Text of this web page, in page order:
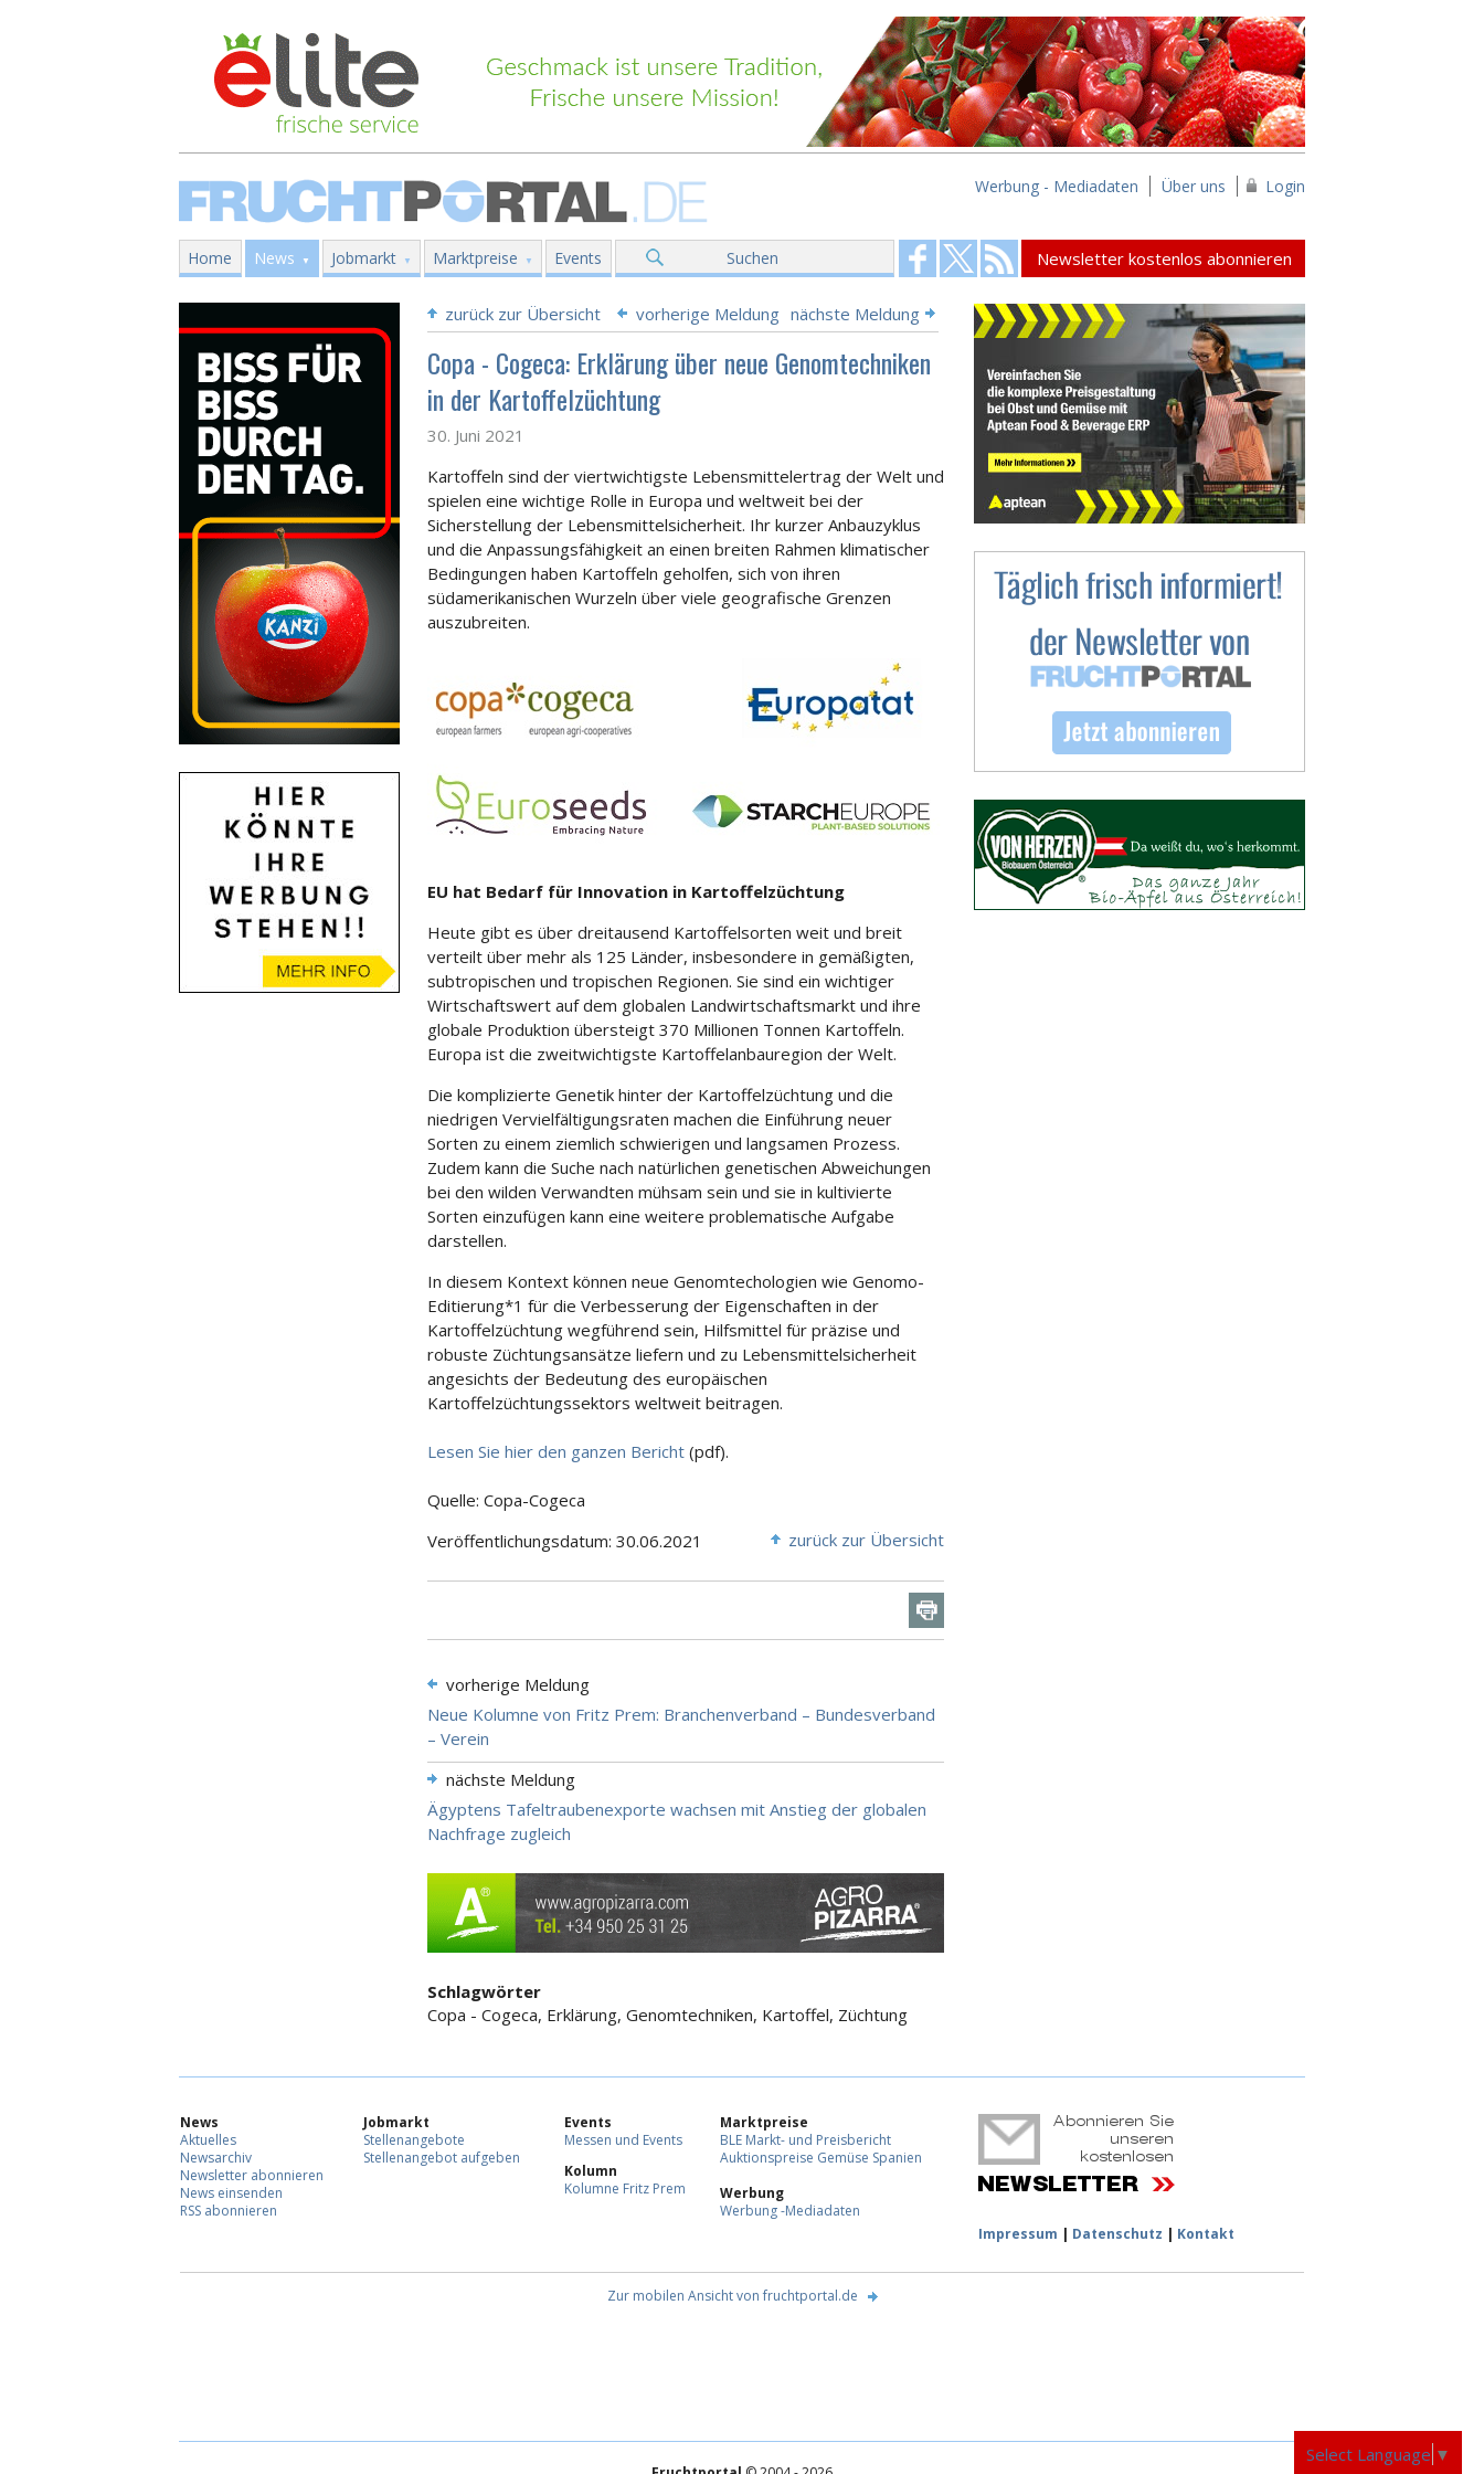
Werbung - Mediadaten Über uns Login
Home News Jobmarkt Marktpreise Events Suchen Newsletter kostenlos abonnieren
zurück zur Übersicht vorherige Meldung nächste Meldung
Copa - Cogeca: Erklärung über neue Genomtechniken
in der Kartoffelzüchtung
30. Juni 2021
Kartoffeln sind der viertwichtigste Lebensmittelertrag der Welt und
spielen eine wichtige Rolle in Europa und weltweit bei der
Sicherstellung der Lebensmittelsicherheit. Ihr kurzer Anbauzyklus
und die Anpassungsfähigkeit an einen breiten Rahmen klimatischer
Bedingungen haben Kartoffeln geholfen, sich von ihren
südamerikanischen Wurzeln über viele geografische Grenzen
auszubreiten.
EU hat Bedarf für Innovation in Kartoffelzüchtung
Heute gibt es über dreitausend Kartoffelsorten weit und breit
verteilt über mehr als 125 Länder, insbesondere in gemäßigten,
subtropischen und tropischen Regionen. Sie sind ein wichtiger
Wirtschaftswert auf dem globalen Landwirtschaftsmarkt und ihre
globale Produktion übersteigt 370 Millionen Tonnen Kartoffeln.
Europa ist die zweitwichtigste Kartoffelanbauregion der Welt.
Die komplizierte Genetik hinter der Kartoffelzüchtung und die
niedrigen Vervielfältigungsraten machen die Einführung neuer
Sorten zu einem ziemlich schwierigen und langsamen Prozess.
Zudem kann die Suche nach natürlichen genetischen Abweichungen
bei den wilden Verwandten mühsam sein und sie in kultivierte
Sorten einzufügen kann eine weitere problematische Aufgabe
darstellen.
In diesem Kontext können neue Genomtechologien wie Genomo-
Editierung*1 für die Verbesserung der Eigenschaften in der
Kartoffelzüchtung wegführend sein, Hilfsmittel für präzise und
robuste Züchtungsansätze liefern und zu Lebensmittelsicherheit
angesichts der Bedeutung des europäischen
Kartoffelzüchtungssektors weltweit beitragen.
Lesen Sie hier den ganzen Bericht (pdf).
Quelle: Copa-Cogeca
Veröffentlichungsdatum: 30.06.2021
zurück zur Übersicht
vorherige Meldung
Neue Kolumne von Fritz Prem: Branchenverband – Bundesverband
– Verein
nächste Meldung
Ägyptens Tafeltraubenexporte wachsen mit Anstieg der globalen
Nachfrage zugleich
Schlagwörter
Copa - Cogeca, Erklärung, Genomtechniken, Kartoffel, Züchtung
News
Aktuelles
Newsarchiv
Newsletter abonnieren
News einsenden
RSS abonnieren
Jobmarkt
Stellenangebote
Stellenangebot aufgeben
Events
Messen und Events
Kolumn
Kolumne Fritz Prem
Marktpreise
BLE Markt- und Preisbericht
Auktionspreise Gemüse Spanien
Werbung
Werbung -Mediadaten
Impressum | Datenschutz | Kontakt
Zur mobilen Ansicht von fruchtportal.de
Select Language ▼